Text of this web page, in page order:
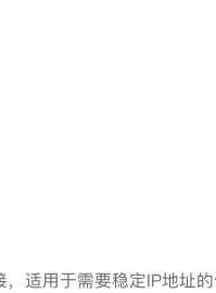
适用于需要稳定IP地址